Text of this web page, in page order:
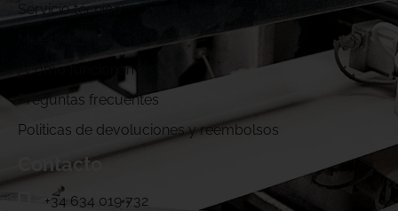
Servicio técnico
¿Cómo funcionamos?
Preguntas frecuentes
Politicas de devoluciones y reembolsos
Contacto
+34 634 019 732